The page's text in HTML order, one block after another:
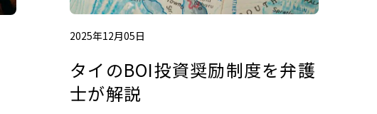
2025年12月05日
タイのBOI投資奨励制度を弁護
士が解説